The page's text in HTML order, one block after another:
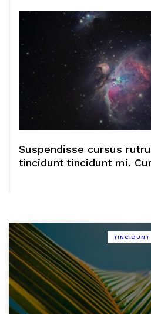
Suspendisse cursus
tincidunt tincidunt mi.
TINCIDUNT